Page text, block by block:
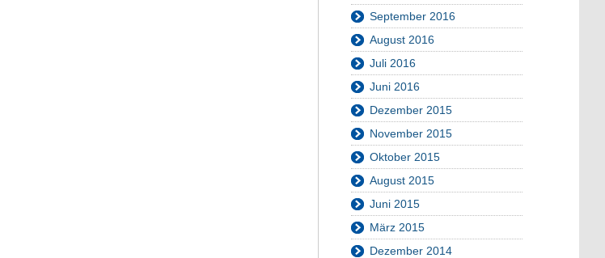
September 2016
August 2016
Juli 2016
Juni 2016
Dezember 2015
November 2015
Oktober 2015
August 2015
Juni 2015
März 2015
Dezember 2014